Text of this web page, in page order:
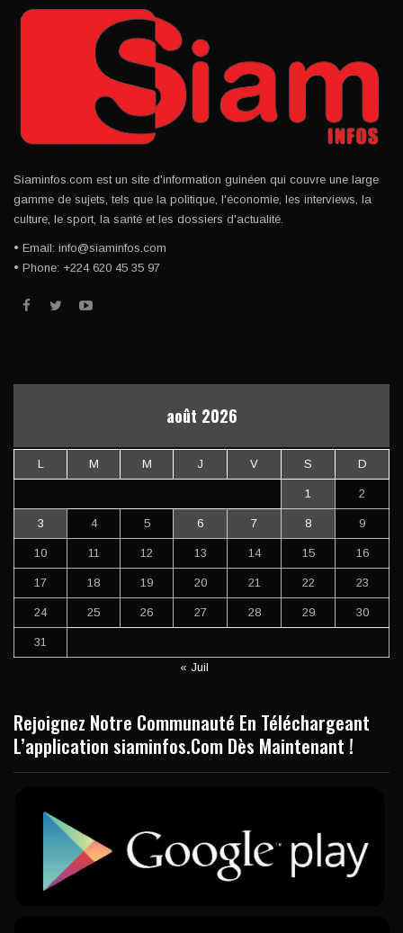
Siaminfos.com est un site d'information guinéen qui couvre une large
gamme de sujets, tels que la politique, l'économie, les interviews, la
culture, le sport, la santé et les dossiers d'actualité.
• Email: info@siaminfos.com
• Phone: +224 620 45 35 97
août 2026
L M M J V S D
1 2
3 4 5 6 7 8 9
10 11 12 13 14 15 16
17 18 19 20 21 22 23
24 25 26 27 28 29 30
31
« Juil
Rejoignez Notre Communauté En Téléchargeant
L’application siaminfos.Com Dès Maintenant !